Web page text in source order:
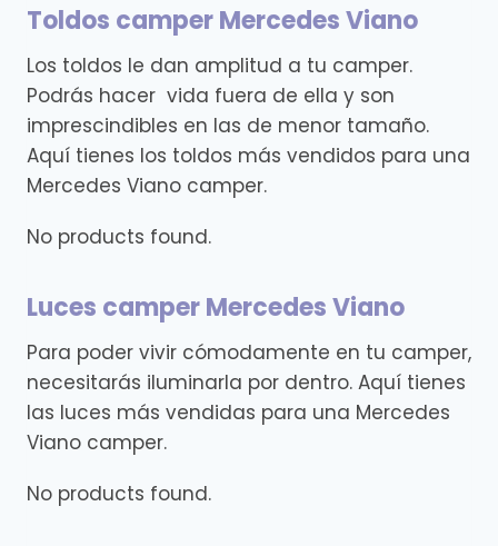
Toldos camper Mercedes Viano
Los toldos le dan amplitud a tu camper.
Podrás hacer vida fuera de ella y son
imprescindibles en las de menor tamaño.
Aquí tienes los toldos más vendidos para una
Mercedes Viano camper.
No products found.
Luces camper Mercedes Viano
Para poder vivir cómodamente en tu camper,
necesitarás iluminarla por dentro. Aquí tienes
las luces más vendidas para una Mercedes
Viano camper.
No products found.